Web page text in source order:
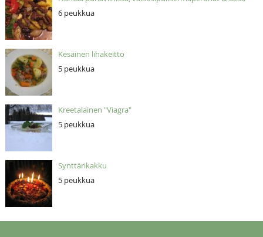
6 peukkua
Kesäinen lihakeitto
5 peukkua
Kreetalainen "Viagra"
5 peukkua
Synttärikakku
5 peukkua